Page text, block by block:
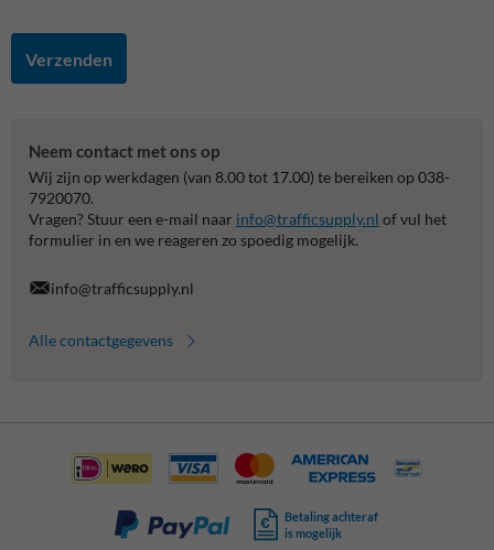
Verzenden
Neem contact met ons op
Wij zijn op werkdagen (van 8.00 tot 17.00) te bereiken op 038-
7920070.
Vragen? Stuur een e-mail naar info@trafficsupply.nl of vul het
formulier in en we reageren zo spoedig mogelijk.
info@trafficsupply.nl
Alle contactgegevens
Betaling achteraf
is mogelijk